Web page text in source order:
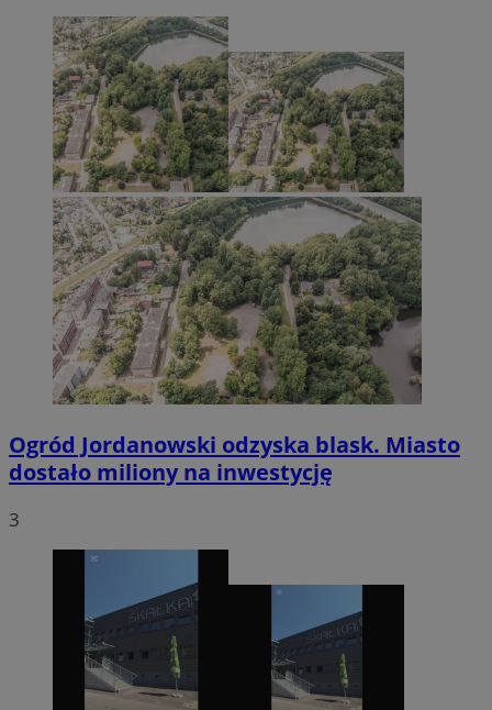
Ogród Jordanowski odzyska blask. Miasto
dostało miliony na inwestycję
3